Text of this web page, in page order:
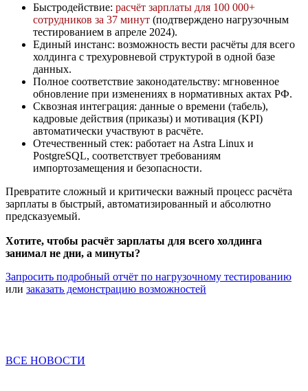
Быстродействие: расчёт зарплаты для 100 000+
сотрудников за 37 минут (подтверждено нагрузочным
тестированием в апреле 2024).
Единый инстанс: возможность вести расчёты для всего
холдинга с трехуровневой структурой в одной базе
данных.
Полное соответствие законодательству: мгновенное
обновление при изменениях в нормативных актах РФ.
Сквозная интеграция: данные о времени (табель),
кадровые действия (приказы) и мотивация (KPI)
автоматически участвуют в расчёте.
Отечественный стек: работает на Astra Linux и
PostgreSQL, соответствует требованиям
импортозамещения и безопасности.
Превратите сложный и критически важный процесс расчёта
зарплаты в быстрый, автоматизированный и абсолютно
предсказуемый.
Хотите, чтобы расчёт зарплаты для всего холдинга
занимал не дни, а минуты?
Запросить подробный отчёт по нагрузочному тестированию
или заказать демонстрацию возможностей
ВСЕ НОВОСТИ